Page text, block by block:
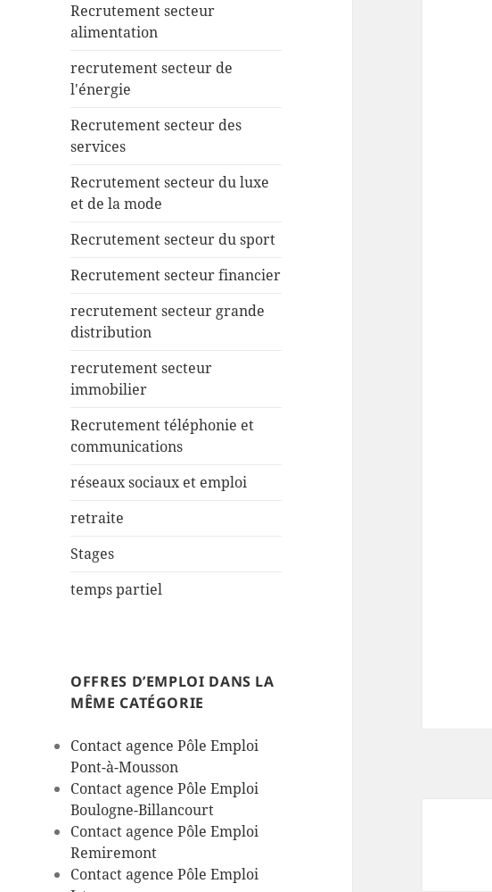
Recrutement secteur
alimentation
recrutement secteur de
l'énergie
Recrutement secteur des
services
Recrutement secteur du luxe
et de la mode
Recrutement secteur du sport
Recrutement secteur financier
recrutement secteur grande
distribution
recrutement secteur
immobilier
Recrutement téléphonie et
communications
réseaux sociaux et emploi
retraite
Stages
temps partiel
OFFRES D’EMPLOI DANS LA
MÊME CATÉGORIE
Contact agence Pôle Emploi
Pont-à-Mousson
Contact agence Pôle Emploi
Boulogne-Billancourt
Contact agence Pôle Emploi
Remiremont
Contact agence Pôle Emploi